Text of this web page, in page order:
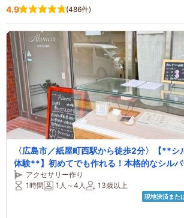
4.9 (486件)
〈広島市／紙屋町西駅から徒歩2分〉【**シ
体験**】初めてでも作れる！本格的なシルバ
～カップル・友達同士におすすめ～
アクセサリー作り
1時間
1人～4人 13歳以上
現地決済また